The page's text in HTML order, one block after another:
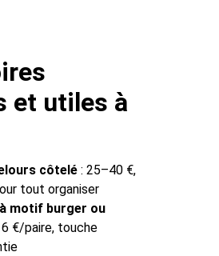
et utiles à
côtelé : 25–40 €,
tout organiser
motif burger ou
€/paire, touche